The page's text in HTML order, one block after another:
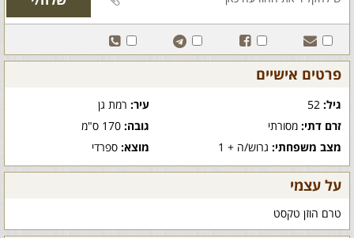
פרטים אישיים
גיל: עיר:רמת גן
זרם דתי: מסורתי גובה:170 ס"מ
מצב משפחתי: גרוש/ה + 1 מוצא:ספרדי
על עצמי
טרם הוזן טקסט